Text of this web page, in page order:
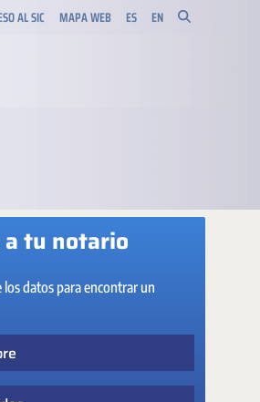
AL SIC MAPA WEB ES EN
a tu notario
datos para encontrar un